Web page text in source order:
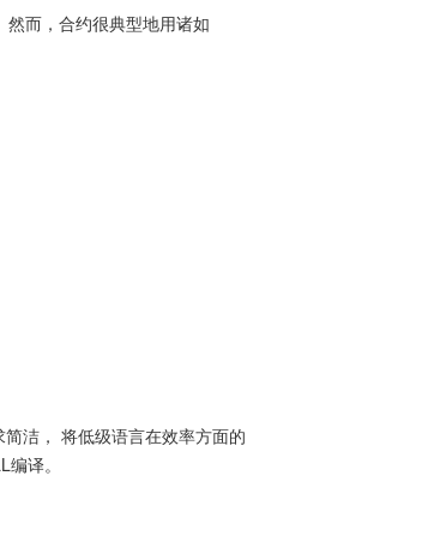
而，合约很典型地用诸如
洁， 将低级语言在效率方面的
译。